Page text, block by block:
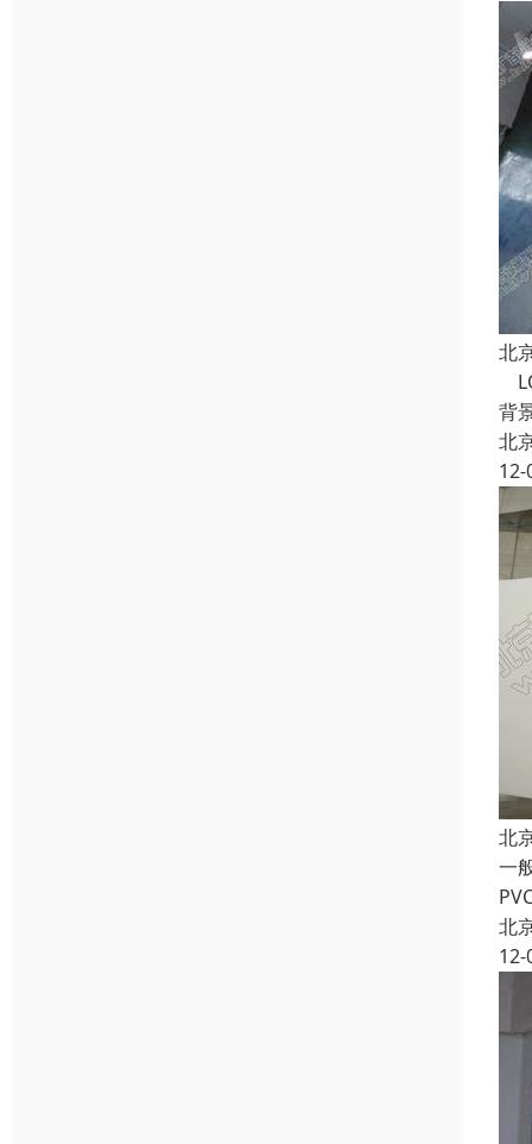
北
背
北
12-
北
一
北
12-